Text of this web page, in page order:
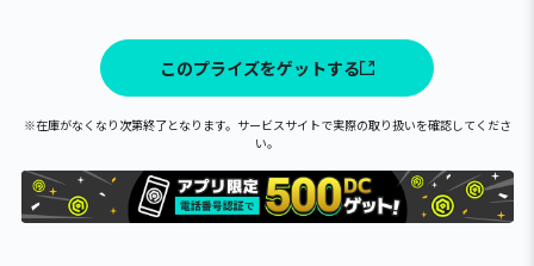
このプライズをゲットする
※在庫がなくなり次第終了となります。サービスサイトで実際の取り扱いを確認してくださ
い。